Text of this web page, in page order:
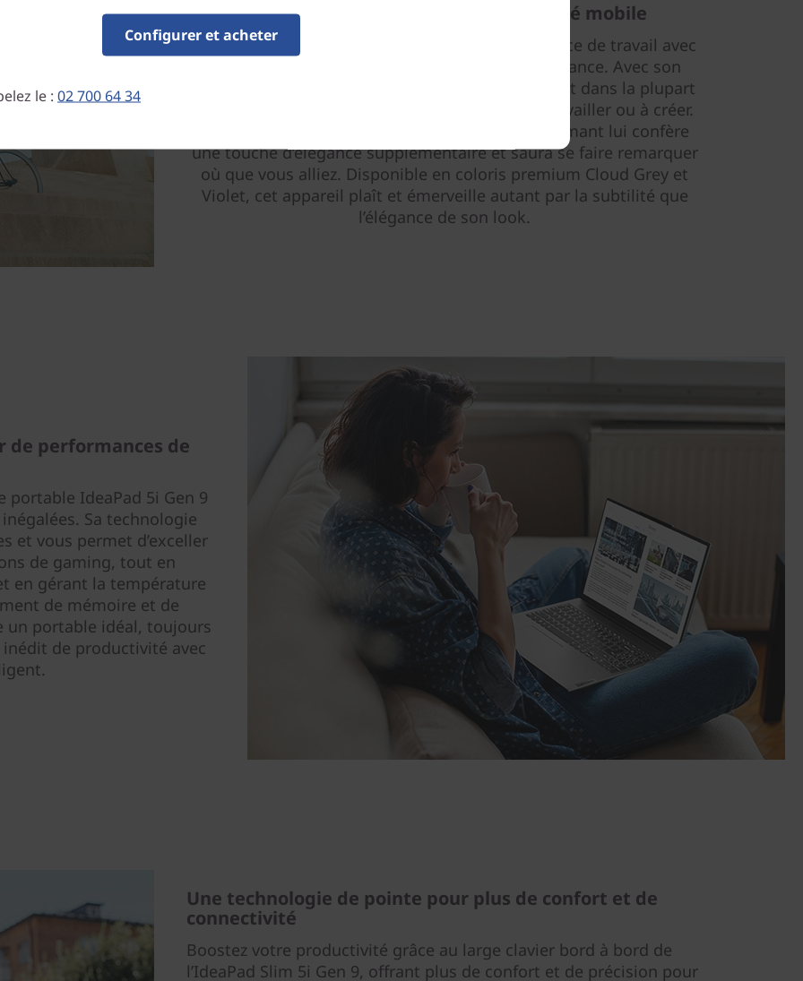
Une solution pratique pour l’efficacité mobile
Affranchissez-vous des contraintes de votre espace de travail avec
ce portable ultraléger d’une extraordinaire élégance. Avec son
profil fin, l’IdeaPad Slim 5i 15" se glisse facilement dans la plupart
des sacs pour que vous soyez toujours prêt à travailler ou à créer.
Son magnifique châssis métallique usiné au diamant lui confère
une touche d’élégance supplémentaire et saura se faire remarquer
où que vous alliez. Disponible en coloris premium Cloud Grey et
Violet, cet appareil plaît et émerveille autant par la subtilité que
l’élégance de son look.
de performances de
IdeaPad 5i Gen 9
Sa technologie
et vous permet d’exceller
de gaming, tout en
en gérant la température
de mémoire et de
un portable idéal, toujours
de productivité avec
Une technologie de pointe pour plus de confort et de
connectivité
Boostez votre productivité grâce au large clavier bord à bord de
l’IdeaPad Slim 5i Gen 9, offrant plus de confort et de précision pour
Configurer et acheter
le : 02 700 64 34